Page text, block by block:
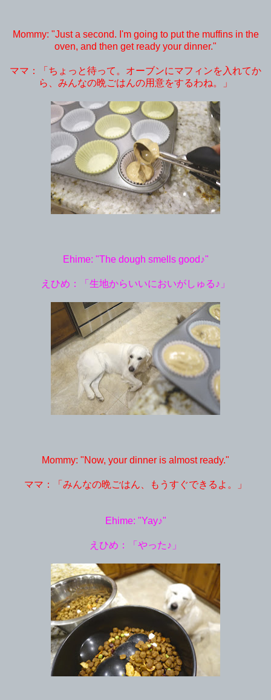
Mommy: "Just a second. I'm going to put the muffins in the
oven, and then get ready your dinner."
ママ：「ちょっと待って。オーブンにマフィンを入れてか
ら、みんなの晩ごはんの用意をするわね。」
Ehime: "The dough smells good♪"
えひめ：「生地からいいにおいがしゅる♪」
Mommy: "Now, your dinner is almost ready."
ママ：「みんなの晩ごはん、もうすぐできるよ。」
Ehime: "Yay♪"
えひめ：「やった♪」